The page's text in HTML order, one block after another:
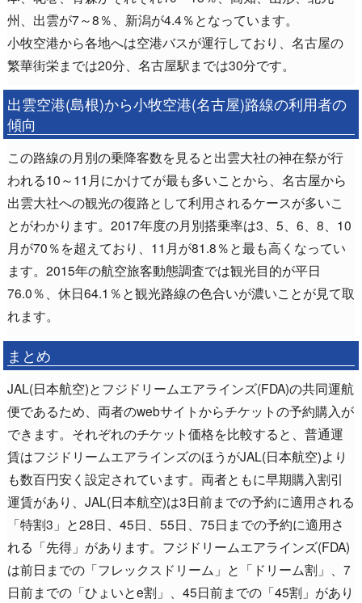
州、出雲が7～8％、新潟が4.4％となっています。
小牧空港から各地へは空港バスが運行しており、名古屋の
繁華街栄までは20分、名古屋駅までは30分です。
出雲空港(島根)から小牧空港(名古屋)路線の利用者の
傾向
この路線の月別の乗降客数を見ると出雲大社の神在祭が行
われる10～11月にかけてが最も多いことから、名古屋から
出雲大社への観光の復路として利用されるケースが多いこ
とがわかります。2017年度の月別搭乗率は3、5、6、8、10
月が70％を超えており、11月が81.8％と最も高くなってい
ます。2015年の航空旅客動態調査では観光目的が平日
76.0％、休日64.1％と観光路線の色合いが濃いことが見て取
れます。
まとめ
JAL(日本航空)とフジドリームエアラインズ(FDA)の共同運航
便であるため、両者のwebサイトからチケットの予約購入が
できます。それぞれのチケット価格を比較すると、普通運
賃はフジドリームエアラインズのほうがJAL(日本航空)より
も数百円安く設定されています。両者ともに早期購入割引
運賃があり、JAL(日本航空)は3日前までの予約に適用される
「特割3」と28日、45日、55日、75日までの予約に適用さ
れる「先得」があります。フジドリームエアラインズ(FDA)
は前日までの「フレックスドリーム」と「ドリーム割」、7
日前までの「ひょいとe割」、45日前までの「45割」があり